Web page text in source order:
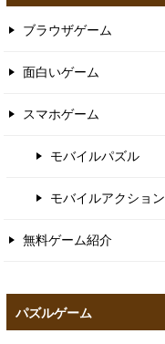
ブラウザゲーム
面白いゲーム
スマホゲーム
モバイルパズル
モバイルアクション
無料ゲーム紹介
パズルゲーム